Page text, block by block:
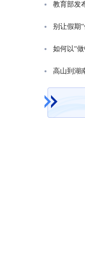
别让假期
如何以“